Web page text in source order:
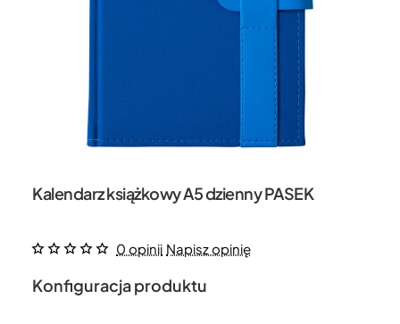
Kalendarz książkowy A5 dzienny PASEK
0 opinii Napisz opinię
Konfiguracja produktu